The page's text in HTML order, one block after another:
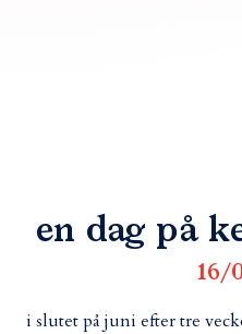
en dag på
16/
i slutet på juni efter tre